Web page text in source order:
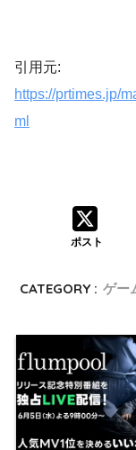
引用元:
https://prtimes.jp/
ml
ポスト
CATEGORY : ゲー